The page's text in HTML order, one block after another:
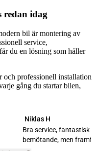
redan idag
bil är montering av
service,
du en lösning som håller
professionell installation
gång du startar bilen,